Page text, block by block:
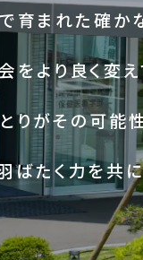
育まれた確か
をより良く変
りがその可能
ばたく力を共